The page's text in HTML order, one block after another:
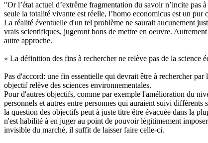
"Or l’état actuel d’extrême fragmentation du savoir n’incite pas
seule la totalité vivante est réelle, l’homo economicus est un
La réalité éventuelle d'un tel problème ne saurait aucunement
vrais scientifiques, jugeront bons de mettre en oeuvre.
autre approche.
« La définition des fins à rechercher ne relève pas de la science
Pas d'accord: une fin essentielle qui devrait être à rechercher
objectif relève des sciences environnementales.
Pour d'autres objectifs, comme par exemple l'amélioration du
personnels et autres entre personnes qui auraient suivi
la question des objectifs peut à juste titre être évacuée dans la
n'est habilité à en juger au point de pouvoir légitimement
invisible du marché, il suffit de laisser faire celle-ci.